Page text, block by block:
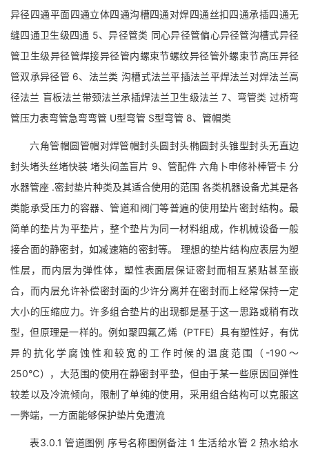
异径四通平面四通立体四通沟槽四通对焊四通丝扣四通承插四通无
缝四通卫生级四通 5、异径管类 同心异径管偏心异径管沟槽式异径
管卫生级异径管焊接异径管内螺束节螺纹异径管外螺束节高压异径
管双承异径管 6、法兰类 沟槽式法兰平插法兰平焊法兰对焊法兰高
径法兰 盲板法兰带颈法兰承插焊法兰卫生级法兰 7、弯管类 过桥弯
管压力表弯管急弯弯管 U型弯管 S型弯管 8、管帽类
六角管帽圆管帽对焊管帽封头圆封头椭圆封头锥型封头无直边
封头堵头丝堵快装 堵头闷盖盲片 9、管配件 六角卜申修补棒管卡 分
水器管座 .密封垫片种类及其适合使用的范围 各类机器设备尤其是各
类能承受压力的容器、管道和阀门等普遍的使用垫片密封结构。最
简单的垫片为平垫片，整个垫片为同一材料组成，作机械设备一般
接合面的静密封，如减速箱的密封等。 理想的垫片结构应表层为塑
性层，而内层为弹性体，塑性表面层保证密封而相互紧贴甚至嵌
合，而内层允许补偿密封面的少许分离并在密封而上经常保持一定
大小的压缩应力。许多组合垫片的出现都是基于这一思路或稍有改
型，但原理是一样的。例如聚四氟乙烯（PTFE）具有塑性好，有优
异的抗化学腐蚀性和较宽的工作时候的温度范围（-190～
250℃），大范围的使用在静密封平垫，但由于某一些原因回弹性
较差以及冷流倾向，限制了单纯的使用，采用组合结构可以克服这
一弊端，一方面能够保护垫片免遭流
表3.0.1 管道图例 序号名称图例备注 1 生活给水管 2 热水给水